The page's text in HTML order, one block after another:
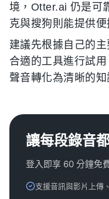
境，Otter.ai 仍是可
克與搜狗則能提供便
建議先根據自己的
合適的工具進行試
聲音轉化為清晰的知
讓每段錄音
登入即享 60 分鐘免
支援音訊與影片上傳